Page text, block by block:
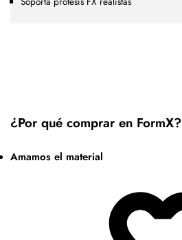
¿Por qué comprar en FormX?
Amamos el material